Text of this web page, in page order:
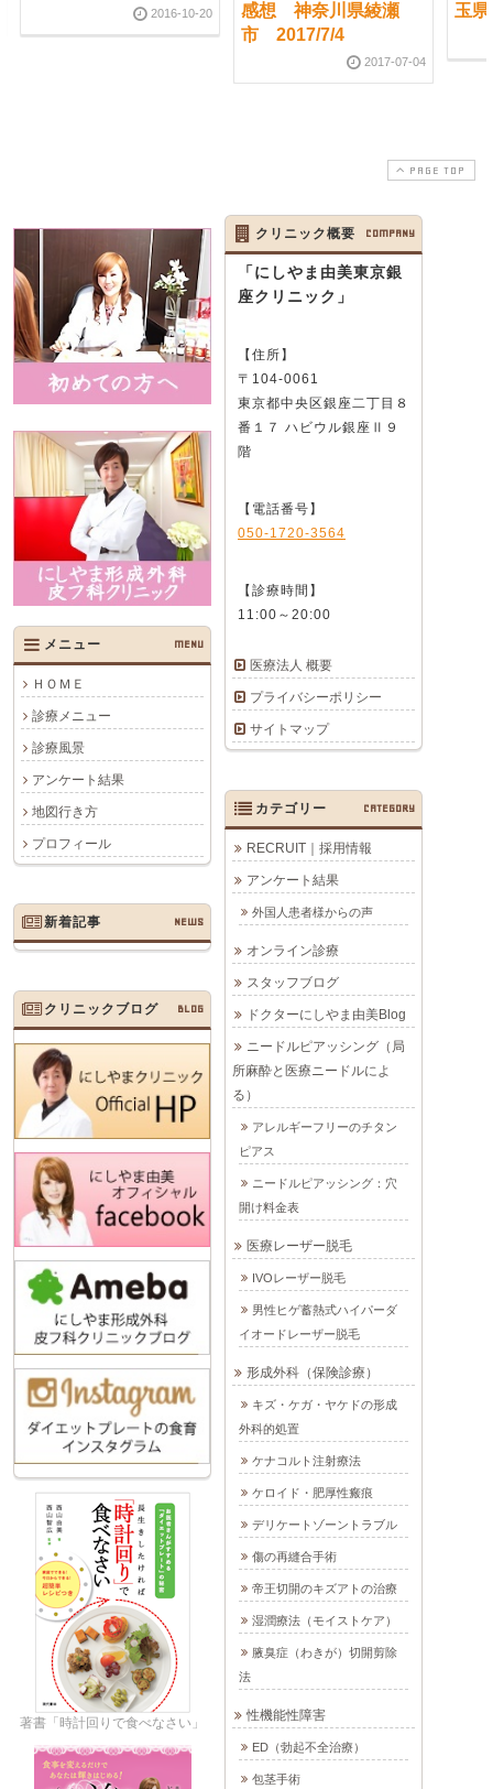
2016-10-20
感想 神奈川県綾瀬
市 2017/7/4
2017-07-04
玉
PAGE TOP
メニュー MENU
ＨＯＭＥ
診療メニュー
診療風景
アンケート結果
地図行き方
プロフィール
クリニック概要 COMPANY
「にしやま由美東京銀
座クリニック」
【住所】
〒104-0061
東京都中央区銀座二丁目８
番１７ ハビウル銀座Ⅱ９
階
【電話番号】
050-1720-3564
【診療時間】
11:00～20:00
医療法人 概要
プライバシーポリシー
サイトマップ
カテゴリー CATEGORY
RECRUIT｜採用情報
アンケート結果
外国人患者様からの声
オンライン診療
スタッフブログ
ドクターにしやま由美Blog
ニードルピアッシング（局
所麻酔と医療ニードルによ
る）
アレルギーフリーのチタン
ピアス
ニードルピアッシング：穴
開け料金表
医療レーザー脱毛
IVOレーザー脱毛
男性ヒゲ蓄熱式ハイパーダ
イオードレーザー脱毛
形成外科（保険診療）
キズ・ケガ・ヤケドの形成
外科的処置
ケナコルト注射療法
ケロイド・肥厚性瘢痕
デリケートゾーントラブル
傷の再縫合手術
帝王切開のキズアトの治療
湿潤療法（モイストケア）
腋臭症（わきが）切開剪除
法
性機能性障害
ED（勃起不全治療）
包茎手術
新着記事 NEWS
クリニックブログ BLOG
著書「時計回りで食べなさい」